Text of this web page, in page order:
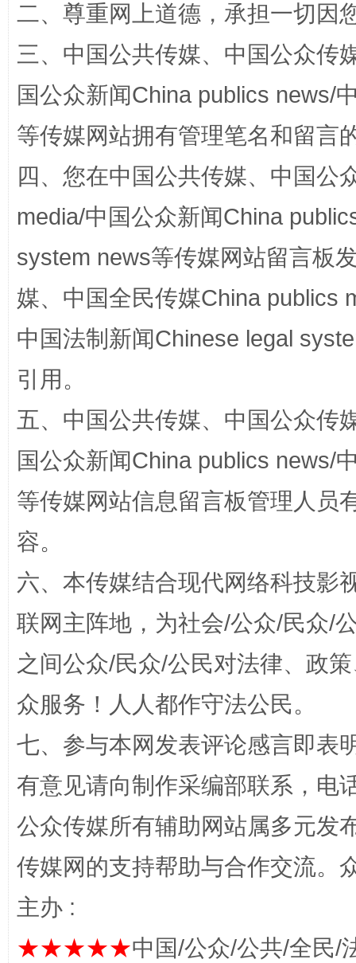
这是一记警钟！
在谋一域中谋全局
今
习近平的博鳌关键词
二、尊重网上道德，承担一切因
三、中国公共传媒、中国公众传
国公众新闻China publics news/
等传媒网站拥有管理笔名和留言
四、您在中国公共传媒、中国公
media/中国公众新闻China
system news等传媒网站留言板
媒、中国全民传媒China publics
中国法制新闻Chinese legal
引用。
五、中国公共传媒、中国公众传
国公众新闻China publics news/
等传媒网站信息留言板管理人员
容。
六、本传媒结合现代网络科技影
联网主阵地，为社会/公众/民众/
之间公众/民众/公民对法律、政
众服务！人人都作守法公民。
七、参与本网发表评论感言即表
有意见请向制作采编部联系，电
公众传媒所有辅助网站属多元发
传媒网的支持帮助与合作交流。
主办 :
★★★★★中国/公众/公共/全民/